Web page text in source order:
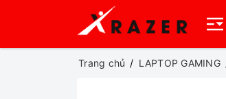
Trang chủ LAPTOP GAMING